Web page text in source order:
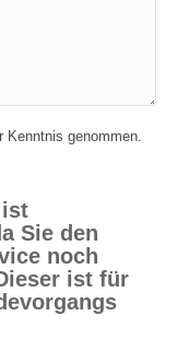
Kenntnis genommen.
ist
Sie den
noch
ist für